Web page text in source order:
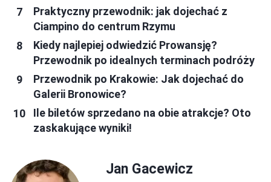
Praktyczny przewodnik: jak dojechać z
Ciampino do centrum Rzymu
Kiedy najlepiej odwiedzić Prowansję?
Przewodnik po idealnych terminach podróży
Przewodnik po Krakowie: Jak dojechać do
Galerii Bronowice?
Ile biletów sprzedano na obie atrakcje? Oto
zaskakujące wyniki!
Jan Gacewicz